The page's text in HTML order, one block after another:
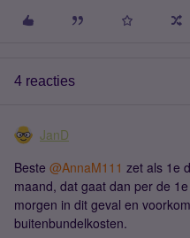
4 reacties
JanD
Beste ​ @AnnaM111 zet als 1e
maand, dat gaat dan per de
morgen in dit geval en
buitenbundelkosten.